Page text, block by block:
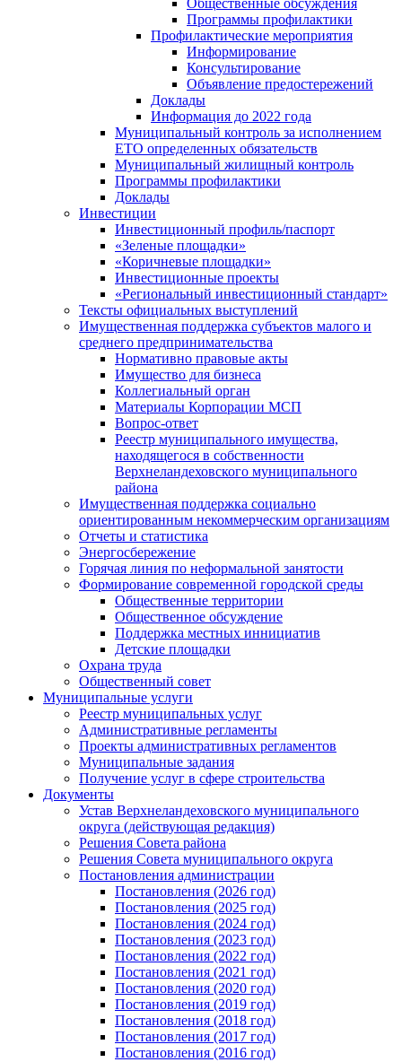
Общественные обсуждения
Программы профилактики
Профилактические мероприятия
Информирование
Консультирование
Объявление предостережений
Доклады
Информация до 2022 года
Муниципальный контроль за исполнением
ЕТО определенных обязательств
Муниципальный жилищный контроль
Программы профилактики
Доклады
Инвестиции
Инвестиционный профиль/паспорт
«Зеленые площадки»
«Коричневые площадки»
Инвестиционные проекты
«Региональный инвестиционный стандарт»
Тексты официальных выступлений
Имущественная поддержка субъектов малого и
среднего предпринимательства
Нормативно правовые акты
Имущество для бизнеса
Коллегиальный орган
Материалы Корпорации МСП
Вопрос-ответ
Реестр муниципального имущества,
находящегося в собственности
Верхнеландеховского муниципального
района
Имущественная поддержка социально
ориентированным некоммерческим организациям
Отчеты и статистика
Энергосбережение
Горячая линия по неформальной занятости
Формирование современной городской среды
Общественные территории
Общественное обсуждение
Поддержка местных иннициатив
Детские площадки
Охрана труда
Общественный совет
Муниципальные услуги
Реестр муниципальных услуг
Административные регламенты
Проекты административных регламентов
Муниципальные задания
Получение услуг в сфере строительства
Документы
Устав Верхнеландеховского муниципального
округа (действующая редакция)
Решения Совета района
Решения Совета муниципального округа
Постановления администрации
Постановления (2026 год)
Постановления (2025 год)
Постановления (2024 год)
Постановления (2023 год)
Постановления (2022 год)
Постановления (2021 год)
Постановления (2020 год)
Постановления (2019 год)
Постановления (2018 год)
Постановления (2017 год)
Постановления (2016 год)